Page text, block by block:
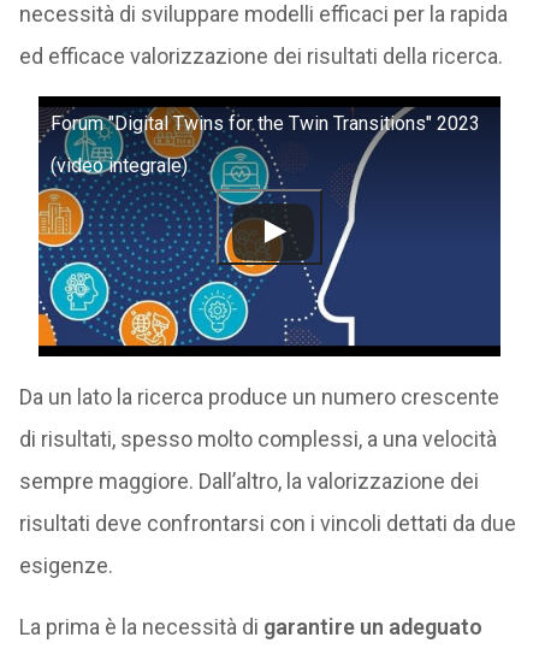
necessità di sviluppare modelli efficaci per la rapida
ed efficace valorizzazione dei risultati della ricerca.
Forum "Digital Twins for the Twin Transitions" 2023
(video integrale)
Da un lato la ricerca produce un numero crescente
di risultati, spesso molto complessi, a una velocità
sempre maggiore. Dall’altro, la valorizzazione dei
risultati deve confrontarsi con i vincoli dettati da due
esigenze.
La prima è la necessità di garantire un adeguato